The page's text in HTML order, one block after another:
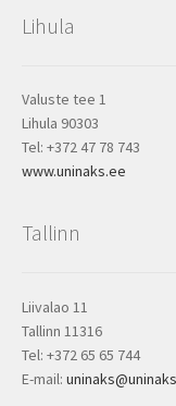
Lihula
Valuste tee 1
Lihula 90303
Tel: +372 47 78 743
www.uninaks.ee
Tallinn
Liivalao 11
Tallinn 11316
Tel: +372 65 65 744
E-mail: